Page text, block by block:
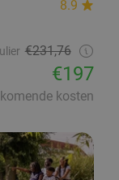
8.9
€231,76
€197
kosten